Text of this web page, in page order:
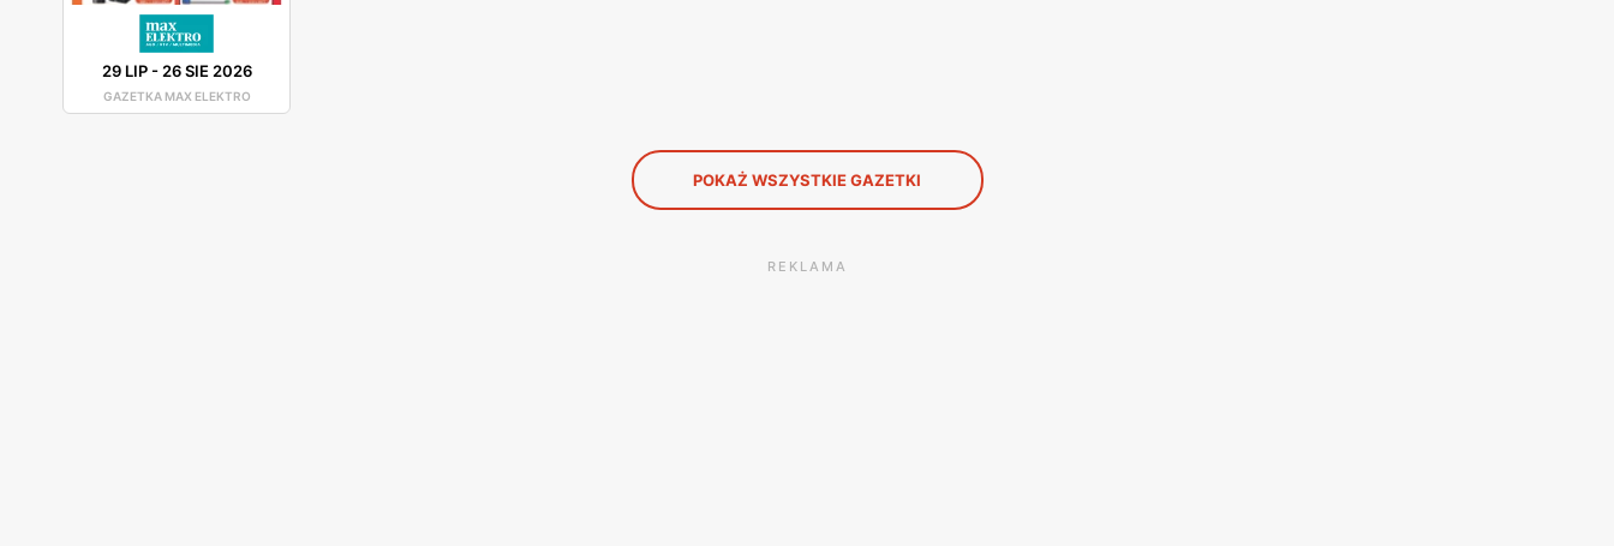
29 LIP- 26 SIE 2026
GAZETKA MAX ELEKTRO
POKAŻ WSZYSTKIE GAZETKI
REKLAMA